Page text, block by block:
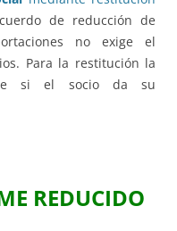
de reducción de
no exige el
Para la restitución la
si el socio da su
REDUCIDO